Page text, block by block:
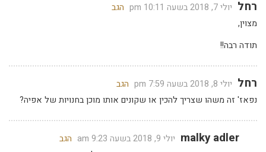
רחל יולי 7, 2018 בשעה 10:11 pm
הגב
מצוין,
תודה רבה!!
רחל יולי 8, 2018 בשעה 7:59 pm
הגב
נפאז' זה משהו שצריך להכין או שקונים אותו מוכן בחנויות של אפיה?
malky adler יולי 9, 2018 בשעה 9:23 am
הגב